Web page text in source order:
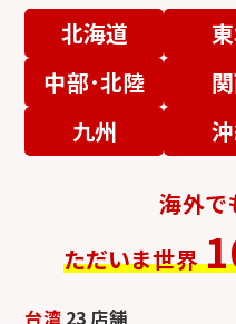
北海道
中部･北陸
九州
海外で
ただいま世界
台湾 23 店舗